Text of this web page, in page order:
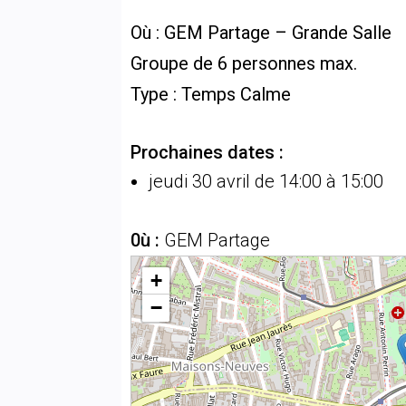
Où : GEM Partage – Grande Salle
Groupe de 6 personnes max.
Type :Temps Calme
Prochaines dates :
jeudi 30 avril de 14:00 à 15:00
0ù : GEM Partage
+
−